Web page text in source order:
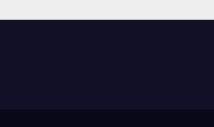
кибернасилницит